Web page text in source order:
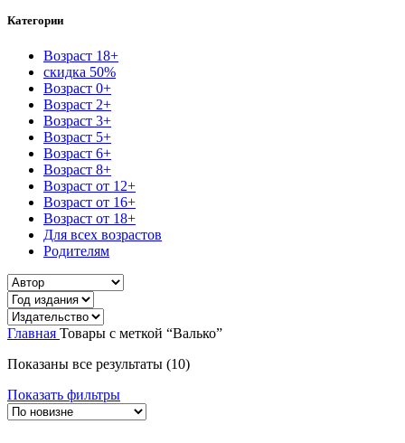
Категории
Возраст 18+
скидка 50%
Возраст 0+
Возраст 2+
Возраст 3+
Возраст 5+
Возраст 6+
Возраст 8+
Возраст от 12+
Возраст от 16+
Возраст от 18+
Для всех возрастов
Родителям
Главная Товары с меткой “Валько”
Показаны все результаты (10)
Показать фильтры